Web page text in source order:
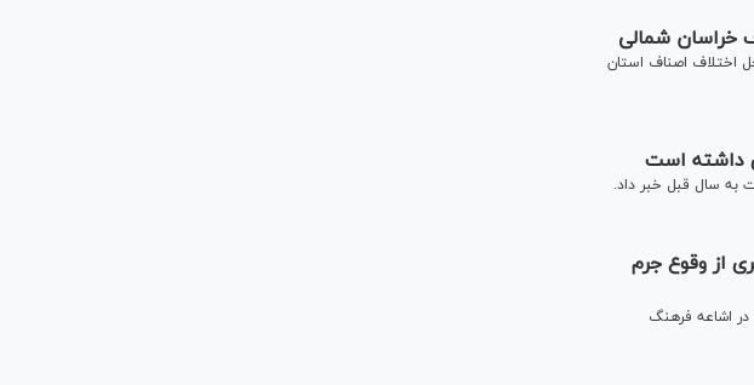
در هیئت‌های حل اختلاف اصناف استان
از وقوع جرم
اشاعه فرهنگ